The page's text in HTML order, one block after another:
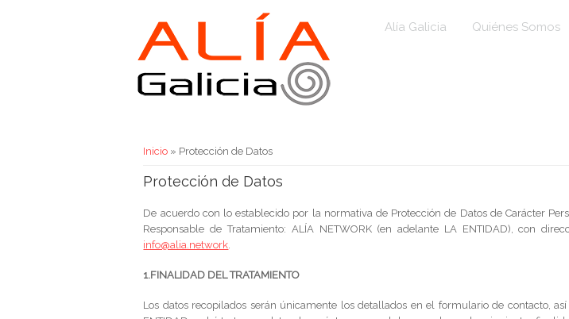
Alía Galicia Quiénes Somos
Usted está aquí
Inicio » Protección de Datos
Protección de Datos
De acuerdo con lo establecido por la normativa de Protección de Datos de Carácter
Responsable de Tratamiento: ALÍA NETWORK (en adelante LA ENTIDAD), con
info@alia.network
1.FINALIDAD DEL TRATAMIENTO
Los datos recopilados serán únicamente los detallados en el formulario de contacto,